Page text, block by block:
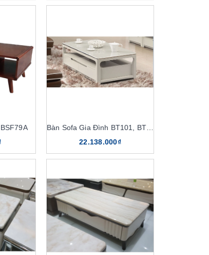
Bàn Sofa Gia Đình BT101, BT101D
22.138.000₫